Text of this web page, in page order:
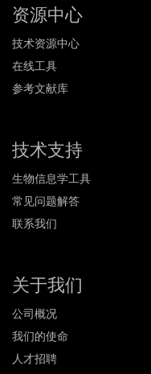
资源中心
技术资源中心
在线工具
参考文献库
技术支持
生物信息学工具
常见问题解答
联系我们
关于我们
公司概况
我们的使命
人才招聘